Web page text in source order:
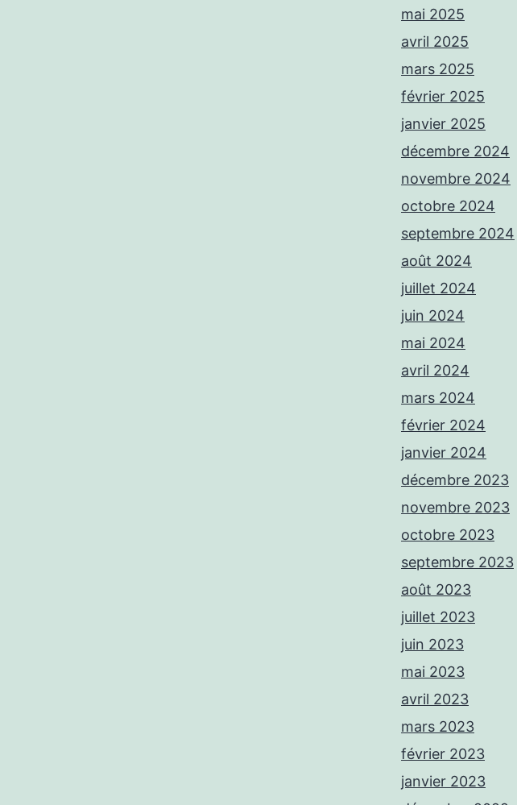
mai 2025
avril 2025
mars 2025
février 2025
janvier 2025
décembre 2024
novembre 2024
octobre 2024
septembre 2024
août 2024
juillet 2024
juin 2024
mai 2024
avril 2024
mars 2024
février 2024
janvier 2024
décembre 2023
novembre 2023
octobre 2023
septembre 2023
août 2023
juillet 2023
juin 2023
mai 2023
avril 2023
mars 2023
février 2023
janvier 2023